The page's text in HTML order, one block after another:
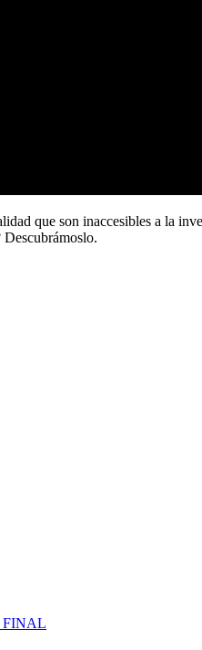
que son inaccesibles a la
Descubrámoslo.